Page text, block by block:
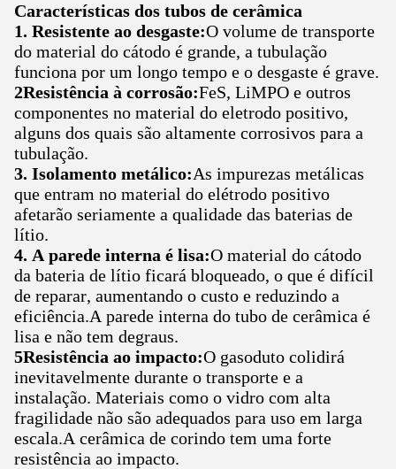
Características dos tubos de cerâmica
1. Resistente ao desgaste:O volume de transporte
do material do cátodo é grande, a tubulação
funciona por um longo tempo e o desgaste é grave.
2Resistência à corrosão:FeS, LiMPO e outros
componentes no material do eletrodo positivo,
alguns dos quais são altamente corrosivos para a
tubulação.
3. Isolamento metálico:As impurezas metálicas
que entram no material do elétrodo positivo
afetarão seriamente a qualidade das baterias de
lítio.
4. A parede interna é lisa:O material do cátodo
da bateria de lítio ficará bloqueado, o que é difícil
de reparar, aumentando o custo e reduzindo a
eficiência.A parede interna do tubo de cerâmica é
lisa e não tem degraus.
5Resistência ao impacto:O gasoduto colidirá
inevitavelmente durante o transporte e a
instalação. Materiais como o vidro com alta
fragilidade não são adequados para uso em larga
escala.A cerâmica de corindo tem uma forte
resistência ao impacto.